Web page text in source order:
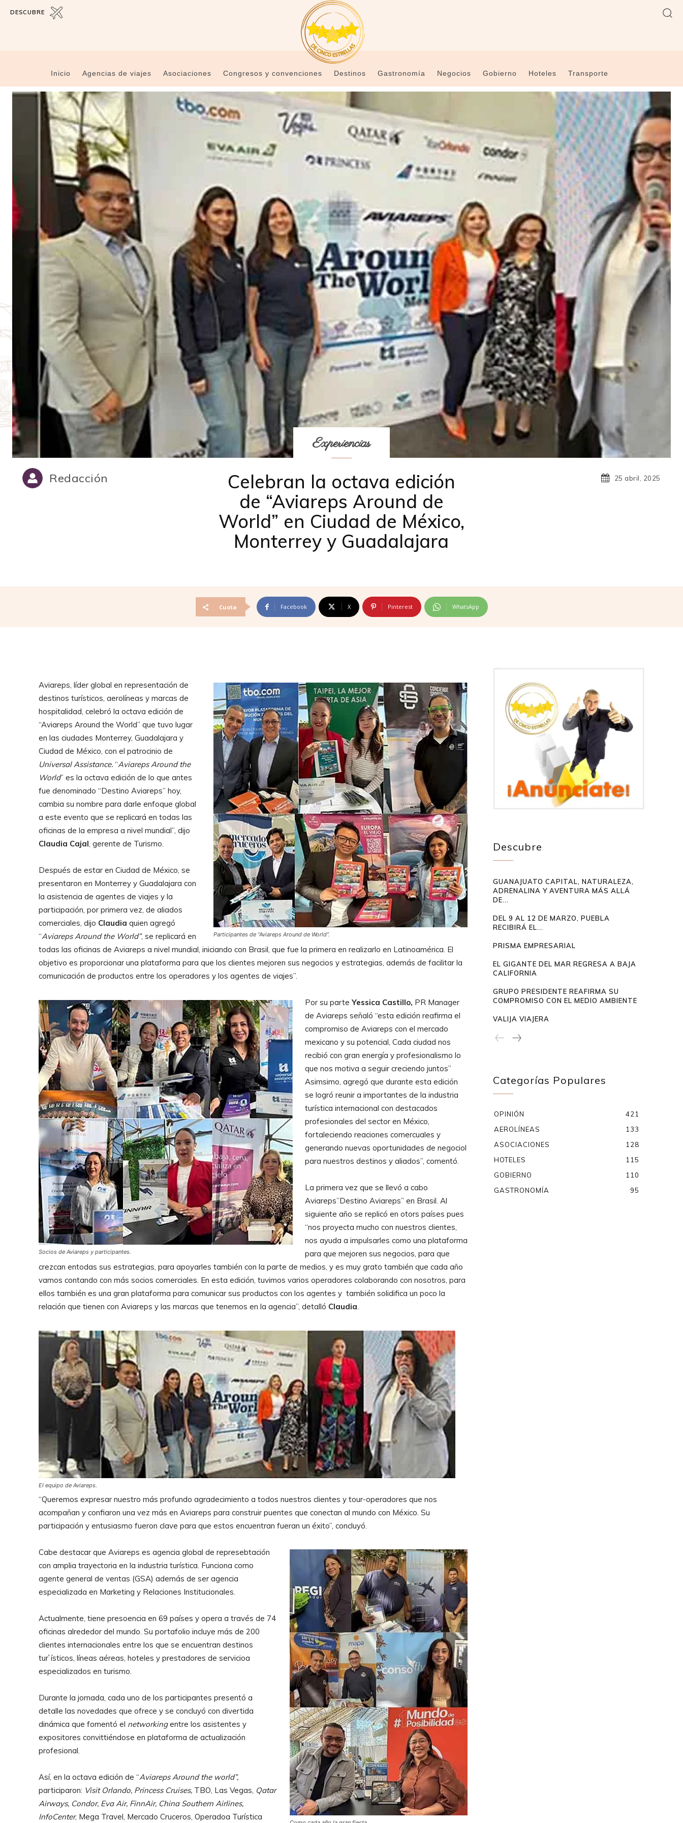
DESCUBRE
Inicio Agencias de viajes Asociaciones Congresos y convenciones Destinos Gastronomía Negocios Gobierno Hoteles Transporte
Redacción
Experiencias
Celebran la octava edición
de “Aviareps Around de
World” en Ciudad de México,
Monterrey y Guadalajara
25 abril, 2025
Cuota Facebook X Pinterest WhatsApp
Participantes de “Aviareps Around de World”.
Aviareps, líder global en representación de
destinos turísticos, aerolíneas y marcas de
hospitalidad, celebró la octava edición de
“Aviareps Around the World” que tuvo lugar
en las ciudades Monterrey, Guadalajara y
Ciudad de México, con el patrocinio de
Universal Assistance. “Aviareps Around the
World” es la octava edición de lo que antes
fue denominado “Destino Aviareps” hoy,
cambia su nombre para darle enfoque global
a este evento que se replicará en todas las
oficinas de la empresa a nivel mundial”, dijo
Claudia Cajal, gerente de Turismo.
Después de estar en Ciudad de México, se
presentaron en Monterrey y Guadalajara con
la asistencia de agentes de viajes y la
participación, por primera vez, de aliados
comerciales, dijo Claudia quien agregó
“Aviareps Around the World”, se replicará en
todas las oficinas de Aviareps a nivel mundial, iniciando con Brasil, que fue la primera en realizarlo en Latinoamérica. El
objetivo es proporcionar una plataforma para que los clientes mejoren sus negocios y estrategias, además de facilitar la
comunicación de productos entre los operadores y los agentes de viajes”.
Socios de Aviareps y participantes.
Por su parte Yessica Castillo, PR Manager
de Aviareps señaló “esta edición reafirma el
compromiso de Aviareps con el mercado
mexicano y su potencial, Cada ciudad nos
recibió con gran energía y profesionalismo lo
que nos motiva a seguir creciendo juntos”
Asimsimo, agregó que durante esta edición
se logró reunir a importantes de la industria
turística internacional con destacados
profesionales del sector en México,
fortaleciendo reaciones comercuales y
generando nuevas oportunidades de negociol
para nuestros destinos y aliados”, comentó.
La primera vez que se llevó a cabo
Aviareps”Destino Aviareps” en Brasil. Al
siguiente año se replicó en otors países pues
“nos proyecta mucho con nuestros clientes,
nos ayuda a impulsarles como una plataforma
para que mejoren sus negocios, para que
crezcan entodas sus estrategias, para apoyarles también con la parte de medios, y es muy grato también que cada año
vamos contando con más socios comerciales. En esta edición, tuvimos varios operadores colaborando con nosotros, para
ellos también es una gran plataforma para comunicar sus productos con los agentes y también solidifica un poco la
relación que tienen con Aviareps y las marcas que tenemos en la agencia”, detalló Claudia.
El equipo de Aviareps.
“Queremos expresar nuestro más profundo agradecimiento a todos nuestros clientes y tour-operadores que nos
acompañan y confiaron una vez más en Aviareps para construir puentes que conectan al mundo con México. Su
participación y entusiasmo fueron clave para que estos encuentran fueran un éxito”, concluyó.
Cabe destacar que Aviareps es agencia global de represebtación
con amplia trayectoria en la industria turística. Funciona como
agente general de ventas (GSA) además de ser agencia
especializada en Marketing y Relaciones Institucionales.
Actualmente, tiene presoencia en 69 países y opera a través de 74
oficinas alrededor del mundo. Su portafolio incluye más de 200
clientes internacionales entre los que se encuentran destinos
tur`ísticos, líneas aéreas, hoteles y prestadores de servicioa
especializados en turismo.
Durante la jornada, cada uno de los participantes presentó a
detalle las novedades que ofrece y se concluyó con divertida
dinámica que fomentó el networkingentre los asistentes y
expositores convittiéndose en plataforma de actualización
profesional.
Así, en la octava edición de “Aviareps Around the world”,
participaron: Visit Orlando, Princess Cruises, TBO, Las Vegas, Qatar
Airways, Condor, Eva Air, FinnAir, China Southern Airlines,
InfoCenter, Mega Travel, Mercado Cruceros, Operadoa Turística
Descubre
GUANAJUATO CAPITAL, NATURALEZA,
ADRENALINA Y AVENTURA MÁS ALLÁ
DE...
DEL 9 AL 12 DE MARZO, PUEBLA
RECIBIRÁ EL...
PRISMA EMPRESARIAL
EL GIGANTE DEL MAR REGRESA A BAJA
CALIFORNIA
GRUPO PRESIDENTE REAFIRMA SU
COMPROMISO CON EL MEDIO AMBIENTE
VALIJA VIAJERA
Categorías Populares
OPINIÓN
421
AEROLÍNEAS
133
ASOCIACIONES
128
HOTELES
115
GOBIERNO
110
GASTRONOMÍA
95